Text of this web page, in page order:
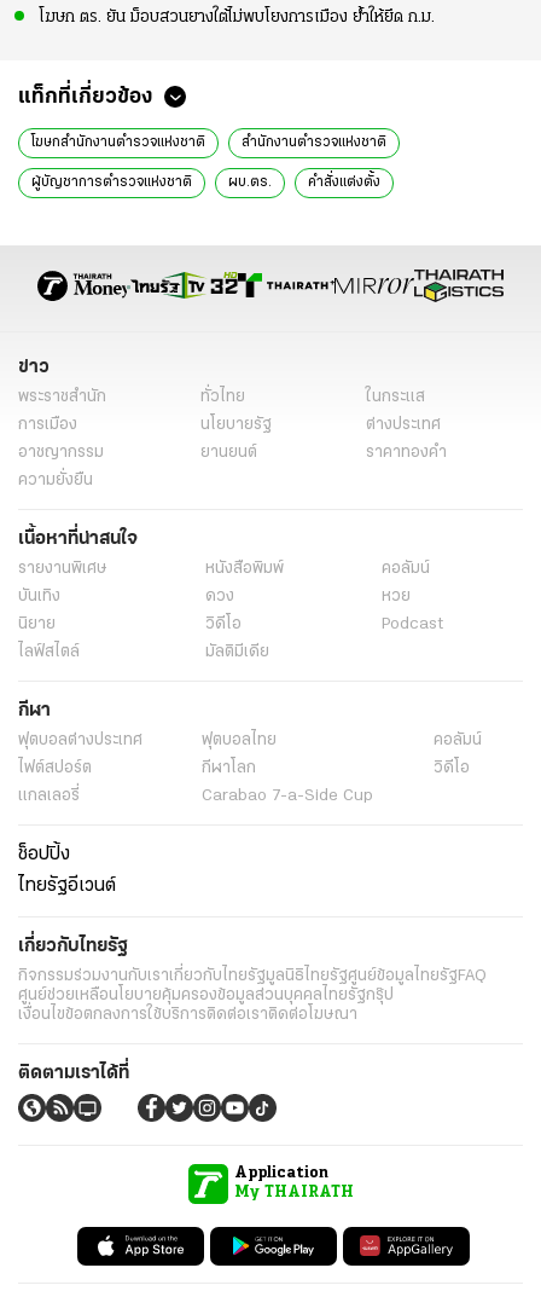
โฆษก ตร. ยัน ม็อบสวนยางใต้ไม่พบโยงการเมือง ย้ำให้ยึด ก.ม.
แท็กที่เกี่ยวข้อง
โฆษกสำนักงานตำรวจแห่งชาติ สำนักงานตำรวจแห่งชาติ
ผู้บัญชาการตำรวจแห่งชาติ ผบ.ตร. คำสั่งแต่งตั้ง
ข่าว
พระราชสำนัก ทั่วไทย
ในกระแส
การเมือง
นโยบายรัฐ
ต่างประเทศ
อาชญากรรม
ยานยนต์
ราคาทองคำ
ความยั่งยืน
เนื้อหาที่น่าสนใจ
รายงานพิเศษ หนังสือพิมพ์
คอลัมน์
บันเทิง
ดวง
หวย
นิยาย
วิดีโอ
Podcast
ไลฟ์สไตล์
มัลติมีเดีย
กีฬา
ฟุตบอลต่่างประเทศ ฟุตบอลไทย
คอลัมน์
ไฟต์สปอร์ต
กีฬาโลก
วิดีโอ
แกลเลอรี่
Carabao 7-a-Side Cup
ช็อปปิ้ง
ไทยรัฐอีเวนต์
เกี่ยวกับไทยรัฐ
กิจกรรมร่วมงานกับเราเกี่ยวกับไทยรัฐมูลนิธิไทยรัฐศูนย์ข้อมูลไทยรัฐFAQ
ศูนย์ช่วยเหลือนโยบายคุ้มครองข้อมูลส่วนบุคคลไทยรัฐกรุ๊ป
เงื่อนไขข้อตกลงการใช้บริการติดต่อเราติดต่อโฆษณา
ติดตามเราได้ที่
Application
My THAIRATH